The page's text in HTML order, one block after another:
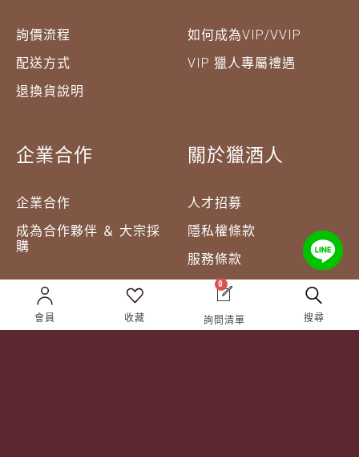
詢價流程
配送方式
退換貨說明
如何成為VIP/VVIP
VIP 獵人專屬禮遇
企業合作
企業合作
成為合作夥伴 ＆ 大宗採
購
關於獵酒人
人才招募
隱私權條款
服務條款
聯絡我們
會員 收藏
0
詢問清單 搜尋